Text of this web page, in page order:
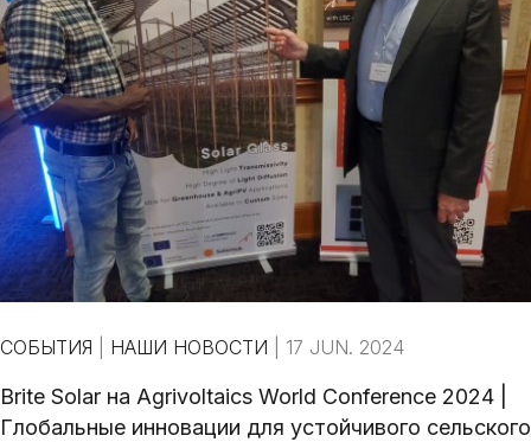
СОБЫТИЯ НАШИ НОВОСТИ 17 JUN. 2024
Brite Solar на Agrivoltaics World Conference 2024 |
Глобальные инновации для устойчивого сельского